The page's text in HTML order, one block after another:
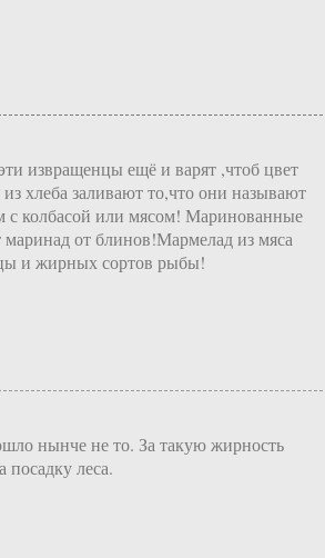
извращенцы ещё и варят ,чтоб цвет
хлеба заливают то,что они называют
с колбасой или мясом! Маринованные
от блинов!Мармелад из мяса
и жирных сортов рыбы!
нынче не то. За такую жирность
посадку леса.